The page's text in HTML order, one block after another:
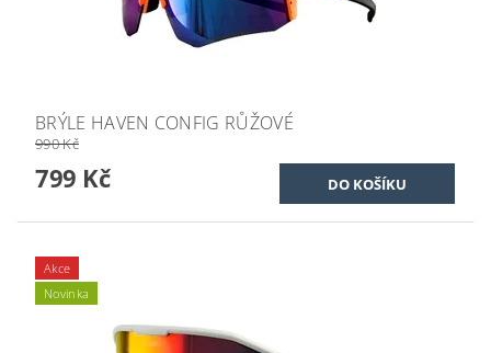
BRÝLE HAVEN CONFIG RŮŽOVÉ
990 Kč
799 Kč
Akce
Novinka